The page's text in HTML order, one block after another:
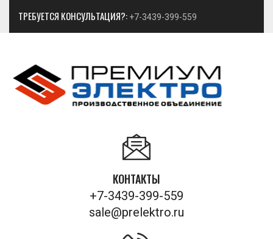
ТРЕБУЕТСЯ КОНСУЛЬТАЦИЯ?: +7-3439-399-559
КОНТАКТЫ
+7-3439-399-559
sale@prelektro.ru